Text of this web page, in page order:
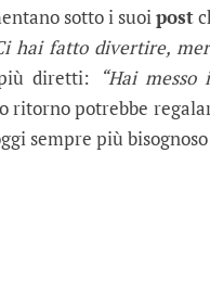
sotto i suoi post
hai fatto divertire,
diretti:
“Hai
ritorno potrebbe
sempre più